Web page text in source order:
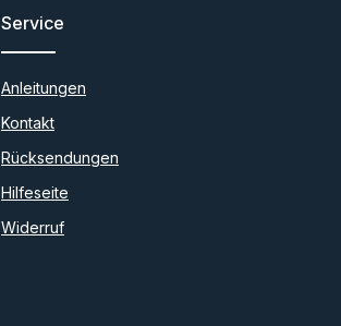
Service
Anleitungen
Kontakt
Rücksendungen
Hilfeseite
Widerruf